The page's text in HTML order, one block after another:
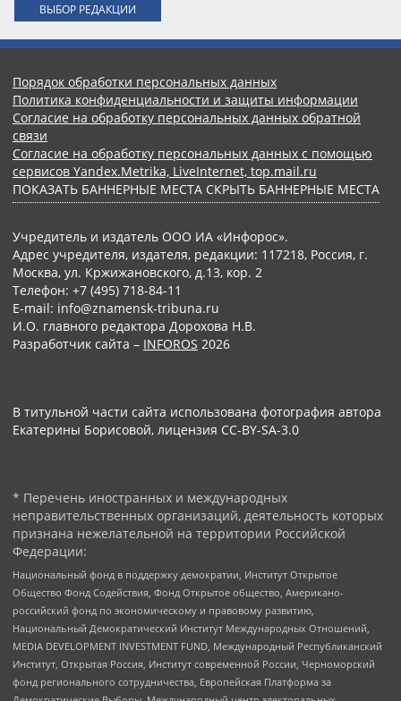
ВЫБОР РЕДАКЦИИ
Порядок обработки персональных данных
Политика конфиденциальности и защиты информации
Согласие на обработку персональных данных обратной
связи
Согласие на обработку персональных данных с помощью
сервисов Yandex.Metrika, LiveInternet, top.mail.ru
ПОКАЗАТЬ БАННЕРНЫЕ МЕСТА СКРЫТЬ БАННЕРНЫЕ МЕСТА
Учредитель и издатель ООО ИА «Инфорос».
Адрес учредителя, издателя, редакции: 117218, Россия, г.
Москва, ул. Кржижановского, д.13, кор. 2
Телефон: +7 (495) 718-84-11
E-mail: info@znamensk-tribuna.ru
И.О. главного редактора Дорохова Н.В.
Разработчик сайта – INFOROS 2026
В титульной части сайта использована фотография автора
Екатерины Борисовой, лицензия CC-BY-SA-3.0
* Перечень иностранных и международных
неправительственных организаций, деятельность которых
признана нежелательной на территории Российской
Федерации:
Национальный фонд в поддержку демократии, Институт Открытое
Общество Фонд Содействия, Фонд Открытое общество, Американо-
российский фонд по экономическому и правовому развитию,
Национальный Демократический Институт Международных Отношений,
MEDIA DEVELOPMENT INVESTMENT FUND, Международный Республиканский
Институт, Открытая Россия, Институт современной России, Черноморский
фонд регионального сотрудничества, Европейская Платформа за